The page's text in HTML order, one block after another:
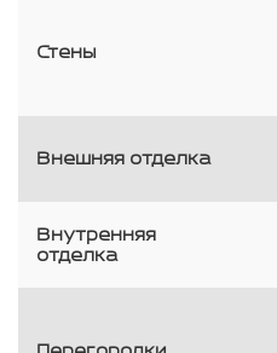
Стены
Внешняя отделка
Внутренняя
отделка